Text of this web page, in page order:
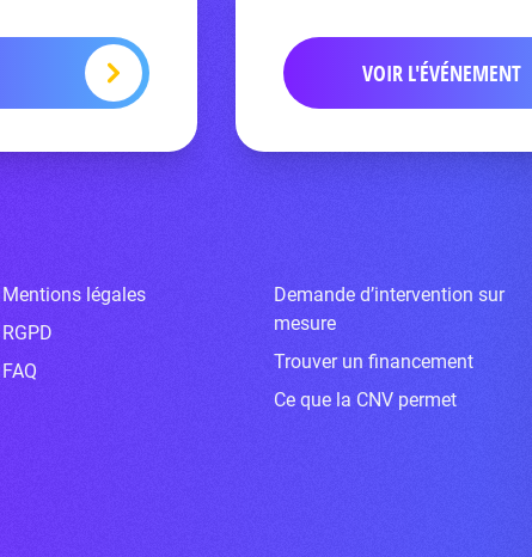
VOIR L'ÉVÉNEMENT
Mentions légales
RGPD
FAQ
Demande d’intervention sur
mesure
Trouver un financement
Ce que la CNV permet